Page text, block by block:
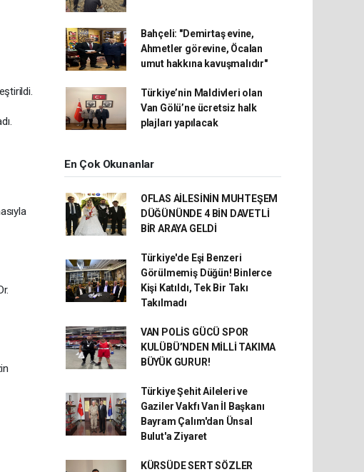
Bahçeli: "Demirtaş evine,
Ahmetler görevine, Öcalan
umut hakkına kavuşmalıdır"
Türkiye’nin Maldivleri olan
Van Gölü’ne ücretsiz halk
plajları yapılacak
En Çok Okunanlar
OFLAS AİLESİNİN MUHTEŞEM
DÜĞÜNÜNDE 4 BİN DAVETLİ
BİR ARAYA GELDİ
Türkiye'de Eşi Benzeri
Görülmemiş Düğün! Binlerce
Kişi Katıldı, Tek Bir Takı
Takılmadı
VAN POLİS GÜCÜ SPOR
KULÜBÜ’NDEN MİLLİ TAKIMA
BÜYÜK GURUR!
Türkiye Şehit Aileleri ve
Gaziler Vakfı Van İl Başkanı
Bayram Çalım'dan Ünsal
Bulut'a Ziyaret
KÜRSÜDE SERT SÖZLER